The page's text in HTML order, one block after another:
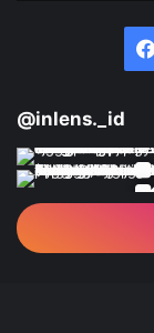
@inlens._id